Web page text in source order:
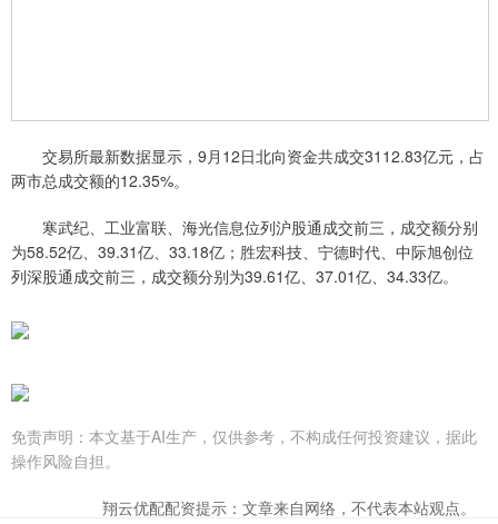
交易所最新数据显示，9月12日北向资金共成交3112.83亿元，占
两市总成交额的12.35%。
寒武纪、工业富联、海光信息位列沪股通成交前三，成交额分别
为58.52亿、39.31亿、33.18亿；胜宏科技、宁德时代、中际旭创位
列深股通成交前三，成交额分别为39.61亿、37.01亿、34.33亿。
免责声明：本文基于AI生产，仅供参考，不构成任何投资建议，据此
操作风险自担。
翔云优配配资提示：文章来自网络，不代表本站观点。